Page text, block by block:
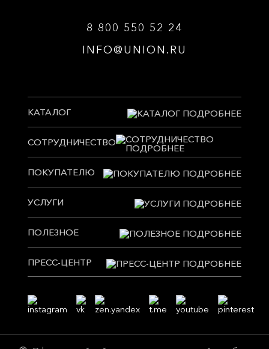
8 800 550 52 24
INFO@UNION.RU
КАТАЛОГ
СОТРУДНИЧЕСТВО
ПОКУПАТЕЛЮ
УСЛУГИ
ПОЛЕЗНОЕ
ПРЕСС-ЦЕНТР